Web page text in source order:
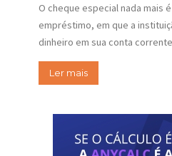
O cheque especial nada mais
empréstimo, em que a
dinheiro em sua conta
Ler mais